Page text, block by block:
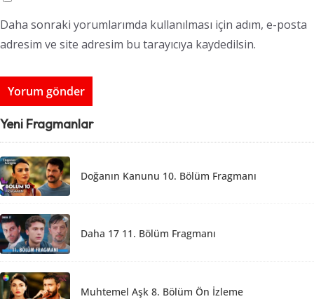
Daha sonraki yorumlarımda kullanılması için adım, e-posta
adresim ve site adresim bu tarayıcıya kaydedilsin.
Yeni Fragmanlar
Doğanın Kanunu 10. Bölüm Fragmanı
Daha 17 11. Bölüm Fragmanı
Muhtemel Aşk 8. Bölüm Ön İzleme